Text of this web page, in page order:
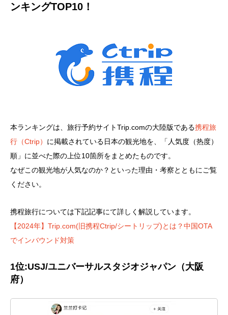
ンキングTOP10！
本ランキングは、旅行予約サイトTrip.comの大陸版である携程旅
行（Ctrip） に掲載されている日本の観光地を、「人気度（热度）
順」に並べた際の上位10箇所をまとめたものです。
なぜこの観光地が人気なのか？といった理由・考察とともにご覧
ください。
携程旅行については下記記事にて詳しく解説しています。
【2024年】Trip.com(旧携程Ctrip/シートリップ)とは？中国OTA
でインバウンド対策
1位:USJ/ユニバーサルスタジオジャパン （大阪
府）